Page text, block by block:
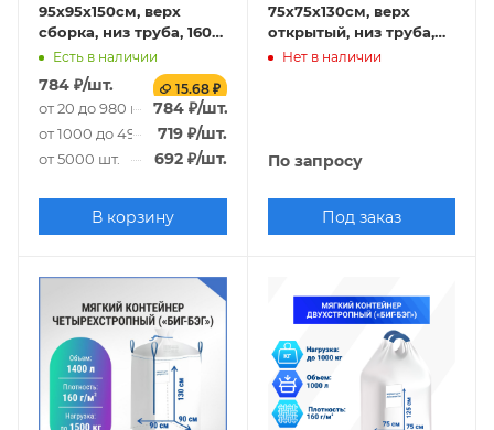
95х95х150см, верх
сборка, низ труба, 160г/
м2Есть в наличии
784 ₽/шт. 15.68 ₽
от 20 до 980 шт. 784 ₽/шт.
от 1000 до 4980 шт.
719₽/шт.
от 5000 шт. 692₽/шт.
В корзину
75х75х130см, верх
открытый, низ труба,
140г/м2
Нет в наличии
По запросу
Под заказ